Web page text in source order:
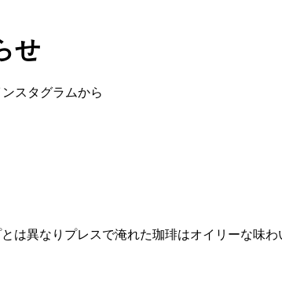
せ
ンスタグラムから
は異なりプレスで淹れた珈琲はオイリーな味